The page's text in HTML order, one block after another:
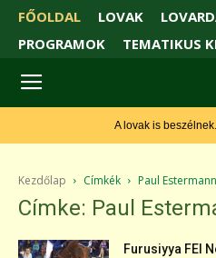
FŐOLDAL LOVAK
PROGRAMOK
TEMATIKUS
A lovak is
Kezdőlap Címkék Paul Estermann
Címke: Paul
Furusiyya FEI